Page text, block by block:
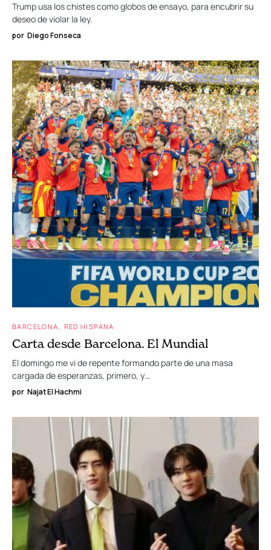
Trump usa los chistes como globos de ensayo, para encubrir su
deseo de violar la ley.
por Diego Fonseca
BARCELONA RED HISPANA
Carta desde Barcelona. El Mundial
El domingo me vi de repente formando parte de una masa
cargada de esperanzas, primero, y…
por Najat El Hachmi